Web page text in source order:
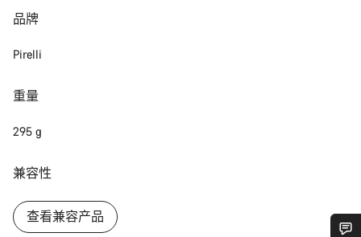
品牌
Pirelli
重量
295 g
兼容性
查看兼容产品